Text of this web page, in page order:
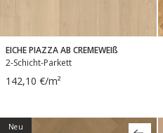
EICHE PIAZZA AB CREMEWEIß
2-Schicht-Parkett
142,10 €/m²
Neu